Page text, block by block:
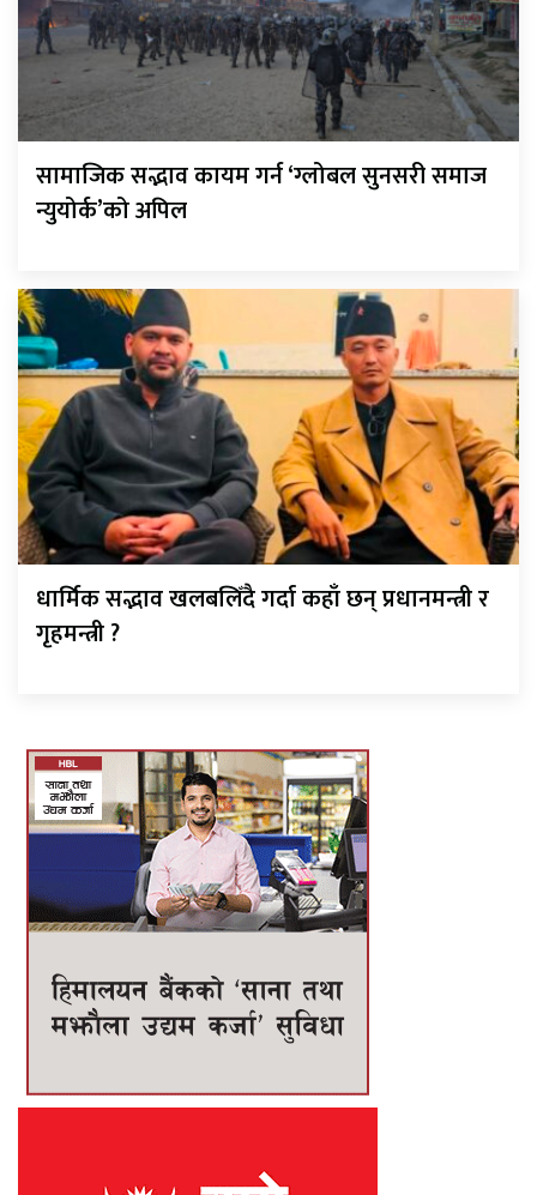
सामाजिक सद्भाव कायम गर्न ‘ग्लोबल सुनसरी समाज
न्युयोर्क’को अपिल
धार्मिक सद्भाव खलबलिँदै गर्दा कहाँ छन् प्रधानमन्त्री र
गृहमन्त्री ?